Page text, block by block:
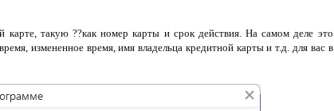
такую ??как номер карты и срок действия. На самом деле это
измененное время, имя владельца кредитной карты и т.д. для вас в